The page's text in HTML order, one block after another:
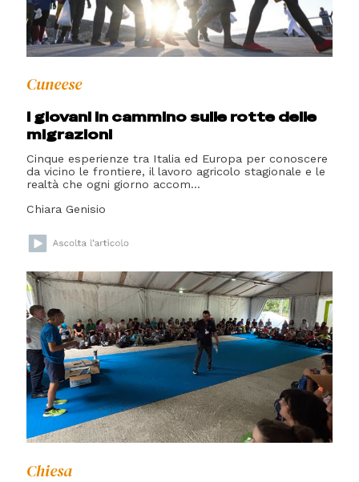
Cuneese
I giovani in cammino sulle rotte delle
migrazioni
Cinque esperienze tra Italia ed Europa per conoscere
da vicino le frontiere, il lavoro agricolo stagionale e le
realtà che ogni giorno accom...
Chiara Genisio
Chiesa